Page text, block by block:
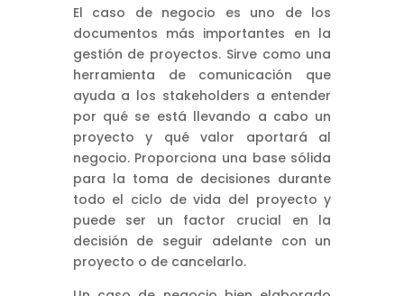
El caso de negocio es uno de los
documentos más importantes en la
gestión de proyectos. Sirve como una
herramienta de comunicación que
ayuda a los stakeholders a entender
por qué se está llevando a cabo un
proyecto y qué valor aportará al
negocio. Proporciona una base sólida
para la toma de decisiones durante
todo el ciclo de vida del proyecto y
puede ser un factor crucial en la
decisión de seguir adelante con un
proyecto o de cancelarlo.